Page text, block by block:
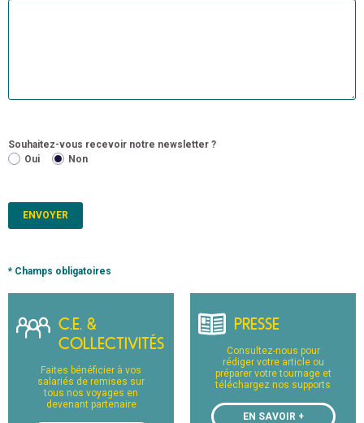
Souhaitez-vous recevoir notre newsletter ?
Oui
Non
* Champs obligatoires
C.E. &
COLLECTIVITÉS
Faites bénéficier à vos
salariés de remises sur
tous nos voyages en
devenant partenaire
PRESSE
Consultez-nous pour
rédiger votre article ou
préparer votre tournage et
téléchargez nos supports
EN SAVOIR +